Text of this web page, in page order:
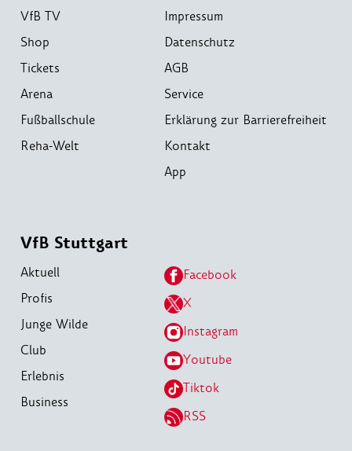
VfB TV
Shop
Tickets
Arena
Fußballschule
Reha-Welt
Impressum
Datenschutz
AGB
Service
Erklärung zur Barrierefreiheit
Kontakt
App
VfB Stuttgart
Aktuell
Profis
Junge Wilde
Club
Erlebnis
Business
Facebook
X
Instagram
Youtube
Tiktok
RSS